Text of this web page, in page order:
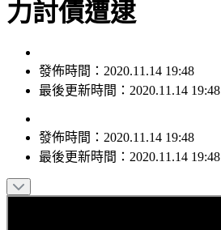
力討債遭逮
發佈時間：2020.11.14 19:48
最後更新時間：2020.11.14 19:48
發佈時間： 2020.11.14 19:48
最後更新時間： 2020.11.14 19:48